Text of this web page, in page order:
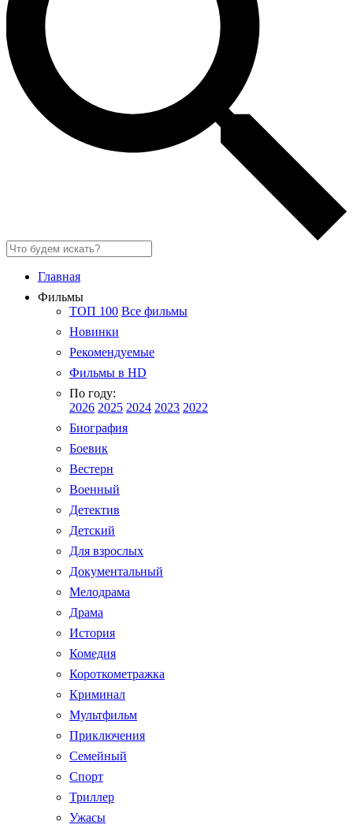
Главная
Фильмы
ТОП 100 Все фильмы
Новинки
Рекомендуемые
Фильмы в HD
По году:
2026 2025 2024 2023 2022
Биография
Боевик
Вестерн
Военный
Детектив
Детский
Для взрослых
Документальный
Мелодрама
Драма
История
Комедия
Короткометражка
Криминал
Мультфильм
Приключения
Семейный
Спорт
Триллер
Ужасы